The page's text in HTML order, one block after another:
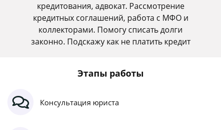
кредитования, адвокат. Рассмотрение
кредитных соглашений, работа с МФО и
коллекторами. Помогу списать долги
законно. Подскажу как не платить кредит
Этапы работы
Консультация юриста